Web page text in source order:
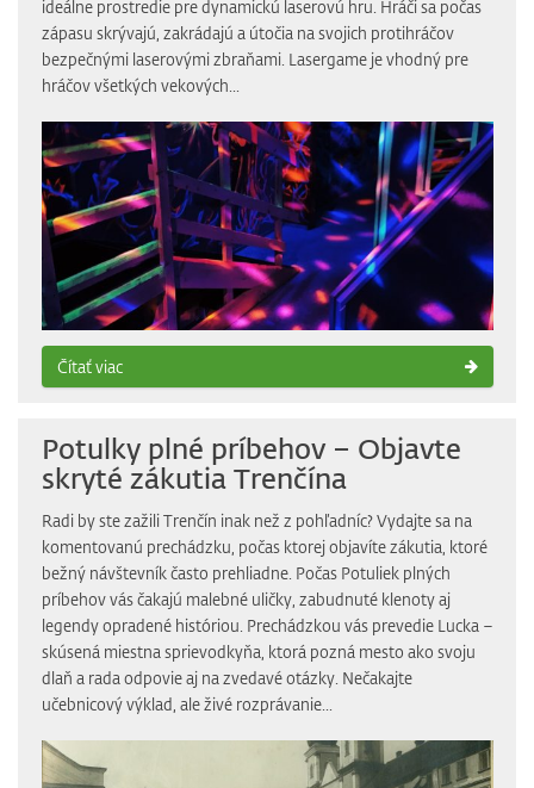
ideálne prostredie pre dynamickú laserovú hru. Hráči sa počas
zápasu skrývajú, zakrádajú a útočia na svojich protihráčov
bezpečnými laserovými zbraňami. Lasergame je vhodný pre
hráčov všetkých vekových...
Čítať viac
Potulky plné príbehov – Objavte
skryté zákutia Trenčína
Radi by ste zažili Trenčín inak než z pohľadníc? Vydajte sa na
komentovanú prechádzku, počas ktorej objavíte zákutia, ktoré
bežný návštevník často prehliadne. Počas Potuliek plných
príbehov vás čakajú malebné uličky, zabudnuté klenoty aj
legendy opradené históriou. Prechádzkou vás prevedie Lucka –
skúsená miestna sprievodkyňa, ktorá pozná mesto ako svoju
dlaň a rada odpovie aj na zvedavé otázky. Nečakajte
učebnicový výklad, ale živé rozprávanie...